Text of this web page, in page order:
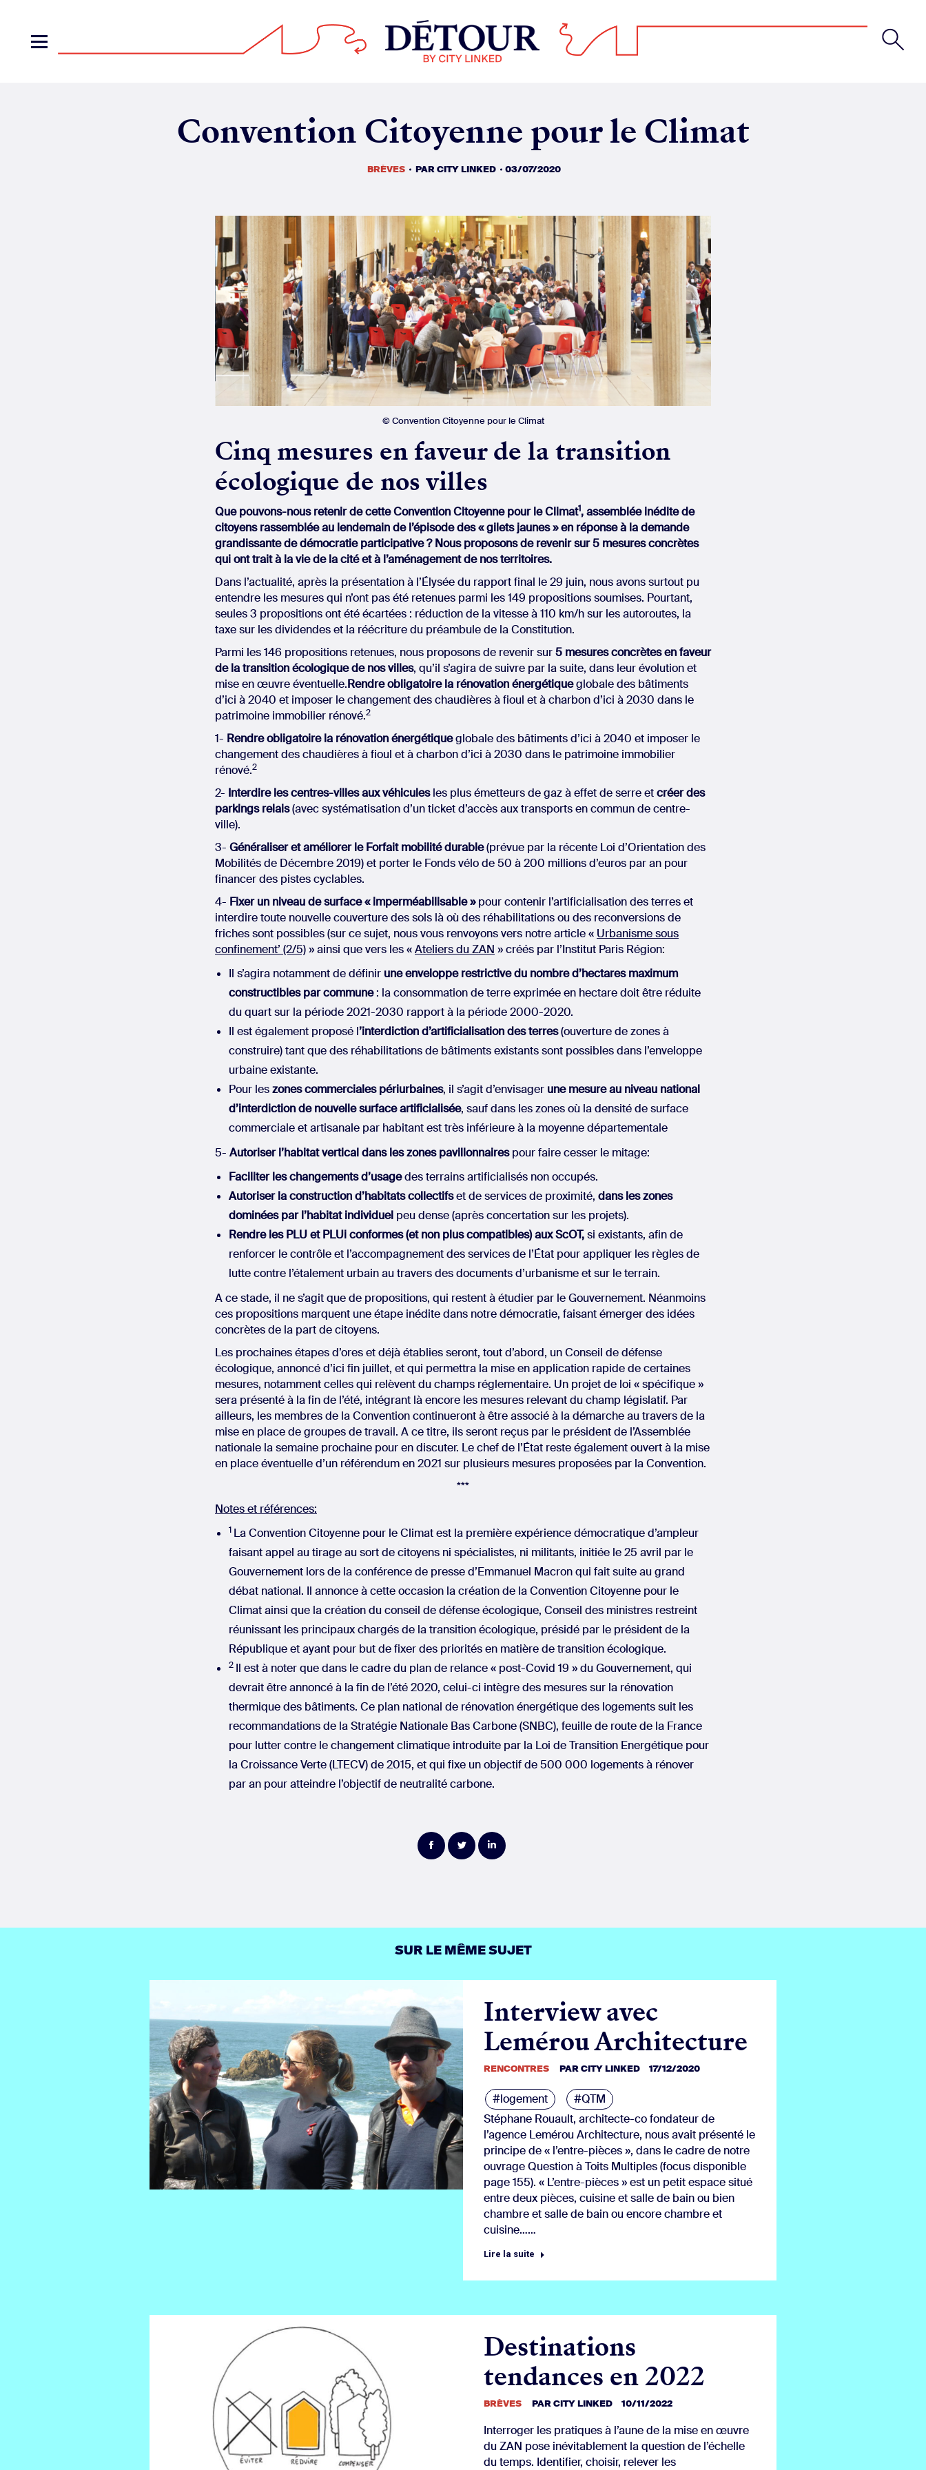
BRÈVES PARCITY LINKED 03/07/2020
© Convention Citoyenne pour le Climat
Cinq mesures en faveur de la transition
écologique de nos villes
Que pouvons-nous retenir de cette Convention Citoyenne pour le Climat1, assemblée inédite de
citoyens rassemblée au lendemain de l’épisode des « gilets jaunes » en réponse à la demande
grandissante de démocratie participative ? Nous proposons de revenir sur 5 mesures concrètes
qui ont trait à la vie de la cité et à l’aménagement de nos territoires.
Dans l’actualité, après la présentation à l’Élysée du rapport final le 29 juin, nous avons surtout pu
entendre les mesures qui n’ont pas été retenues parmi les 149 propositions soumises. Pourtant,
seules 3 propositions ont été écartées : réduction de la vitesse à 110 km/h sur les autoroutes, la
taxe sur les dividendes et la réécriture du préambule de la Constitution.
Parmi les 146 propositions retenues, nous proposons de revenir sur5 mesures concrètes en faveur
de la transition écologique de nos villes, qu’il s’agira de suivre par la suite, dans leur évolution et
mise en œuvre éventuelle.Rendre obligatoire la rénovation énergétiqueglobale des bâtiments
d’ici à 2040 et imposer le changement des chaudières à fioul et à charbon d’ici à 2030 dans le
patrimoine immobilier rénové.2
1- Rendre obligatoire la rénovation énergétiqueglobale des bâtiments d’ici à 2040 et imposer le
changement des chaudières à fioul et à charbon d’ici à 2030 dans le patrimoine immobilier
rénové.2
2- Interdire les centres-villes aux véhiculesles plus émetteurs de gaz à effet de serre etcréer des
parkings relais(avec systématisation d’un ticket d’accès aux transports en commun de centre-
ville).
3- Généraliser et améliorer le Forfait mobilité durable(prévue par la récente Loi d’Orientation des
Mobilités de Décembre 2019) et porter le Fonds vélo de 50 à 200 millions d’euros par an pour
financer des pistes cyclables.
4- Fixer un niveau de surface « imperméabilisable »pour contenir l’artificialisation des terres et
interdire toute nouvelle couverture des sols là où des réhabilitations ou des reconversions de
friches sont possibles (sur ce sujet, nous vous renvoyons vers notre article « Urbanisme sous
confinement’ (2/5)» ainsi que vers les «Ateliers du ZAN » créés par l’Institut Paris Région:
Il s’agira notamment de définir une enveloppe restrictive du nombre d’hectares maximum
constructibles par commune: la consommation de terre exprimée en hectare doit être réduite
du quart sur la période 2021-2030 rapport à la période 2000-2020.
Il est également proposé l’interdiction d’artificialisation des terres(ouverture de zones à
construire) tant que des réhabilitations de bâtiments existants sont possibles dans l’enveloppe
urbaine existante.
Pour leszones commerciales périurbaines, il s’agit d’envisager une mesure au niveau national
d’interdiction de nouvelle surface artificialisée, sauf dans les zones où la densité de surface
commerciale et artisanale par habitant est très inférieure à la moyenne départementale
5- Autoriser l’habitat vertical dans les zones pavillonnairespour faire cesser le mitage:
Faciliter les changements d’usagedes terrains artificialisés non occupés.
Autoriser la construction d’habitats collectifset de services de proximité, dans les zones
dominées par l’habitat individuel peu dense (après concertation sur les projets).
Rendre les PLU et PLUi conformes (et non plus compatibles) aux ScOT,si existants, afin de
renforcer le contrôle et l’accompagnement des services de l’État pour appliquer les règles de
lutte contre l’étalement urbain au travers des documents d’urbanisme et sur le terrain.
A ce stade, il ne s’agit que de propositions, qui restent à étudier par le Gouvernement. Néanmoins
ces propositions marquent une étape inédite dans notre démocratie, faisant émerger des idées
concrètes de la part de citoyens.
Les prochaines étapes d’ores et déjà établies seront, tout d’abord, un Conseil de défense
écologique, annoncé d’ici fin juillet, et qui permettra la mise en application rapide de certaines
mesures, notamment celles qui relèvent du champs réglementaire. Un projet de loi « spécifique »
sera présenté à la fin de l’été, intégrant là encore les mesures relevant du champ législatif. Par
ailleurs, les membres de la Convention continueront à être associé à la démarche au travers de la
mise en place de groupes de travail. A ce titre, ils seront reçus par le président de l’Assemblée
nationale la semaine prochaine pour en discuter. Le chef de l’État reste également ouvert à la mise
en place éventuelle d’un référendum en 2021 sur plusieurs mesures proposées par la Convention.
***
Notes et références:
1 La Convention Citoyenne pour le Climat est la première expérience démocratique d’ampleur
faisant appel au tirage au sort de citoyens ni spécialistes, ni militants, initiée le 25 avril par le
Gouvernement lors de la conférence de presse d’Emmanuel Macron qui fait suite au grand
débat national. Il annonce à cette occasion la création de la Convention Citoyenne pour le
Climat ainsi que la création du conseil de défense écologique, Conseil des ministres restreint
réunissant les principaux chargés de la transition écologique, présidé par le président de la
République et ayant pour but de fixer des priorités en matière de transition écologique.
2 Il est à noter que dans le cadre du plan de relance « post-Covid 19 » du Gouvernement, qui
devrait être annoncé à la fin de l’été 2020, celui-ci intègre des mesures sur la rénovation
thermique des bâtiments. Ce plan national de rénovation énergétique des logements suit les
recommandations de la Stratégie Nationale Bas Carbone (SNBC), feuille de route de la France
pour lutter contre le changement climatique introduite par la Loi de Transition Energétique pour
la Croissance Verte (LTECV) de 2015, et qui fixe un objectif de 500 000 logements à rénover
par an pour atteindre l’objectif de neutralité carbone.
PartagerPartagerPartager
SUR LE MÊME SUJET
Interview avec
Lemérou Architecture
RENCONTRES PARCITY LINKED 17/12/2020
#logement
#QTM
Stéphane Rouault, architecte-co fondateur de
l’agence Lemérou Architecture, nous avait présenté le
principe de « l’entre-pièces », dans le cadre de notre
ouvrage Question à Toits Multiples (focus disponible
page 155). « L’entre-pièces » est un petit espace situé
entre deux pièces, cuisine et salle de bain ou bien
chambre et salle de bain ou encore chambre et
cuisine……
Lire la suite
Destinations
tendances en 2022
BRÈVES PARCITY LINKED 10/11/2022
Interroger les pratiques à l’aune de la mise en œuvre
du ZAN pose inévitablement la question de l’échelle
du temps. Identifier, choisir, relever les